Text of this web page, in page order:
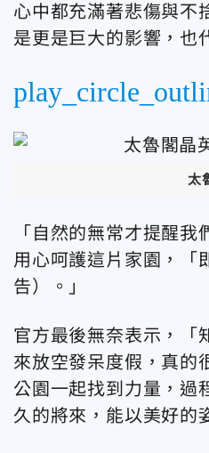
心中都充滿著悲傷與不
是更是巨大的影響，也
太
「自然的無常才提醒
用心呵護這片家園，「
告）。」
官方最後無奈表示，「
來放空發呆度假，真的
公園一起找到力量，過
久的將來，能以美好的